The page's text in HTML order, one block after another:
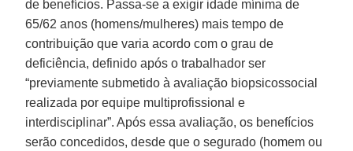
de benefícios. Passa-se a exigir idade mínima de
65/62 anos (homens/mulheres) mais tempo de
contribuição que varia acordo com o grau de
deficiência, definido após o trabalhador ser
“previamente submetido à avaliação biopsicossocial
realizada por equipe multiprofissional e
interdisciplinar”. Após essa avaliação, os benefícios
serão concedidos, desde que o segurado (homem ou